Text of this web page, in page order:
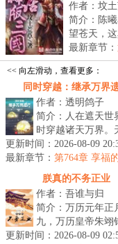
作者：坟
简介：陈
望苍天，
队...
最新章节：
<< 向左滑动，查看更多：
同时穿越：继承万界
作者：透明鸽子
简介：人在遮天世
时穿越诸天万界。
性融合，战力无限
五倍同级战力，你
是凡体而已...
更新时间：2026-08-09
最新章节： 第764章 享福
还在后头呢
朕真的不务正业
作者：吾谁与归
简介：万历元年正
九，万历皇帝朱翊
量着面前的铁三角
更新时间：2026-08-09